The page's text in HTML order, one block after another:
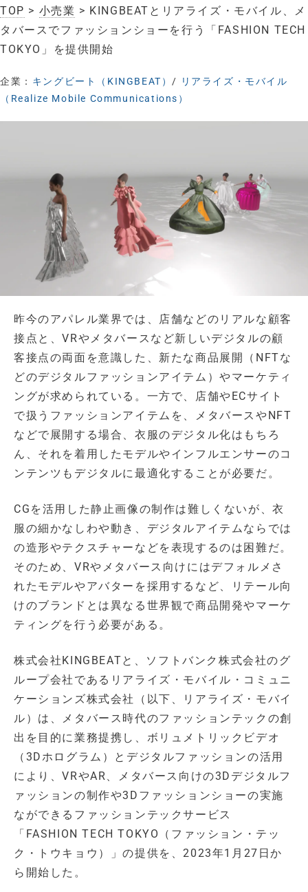
TOP > 小売業 > KINGBEATとリアライズ・モバイル、メ
タバースでファッションショーを行う「FASHION TECH
TOKYO」を提供開始
企業： キングビート（KINGBEAT）/
リアライズ・モバイル
（Realize Mobile Communications）
昨今のアパレル業界では、店舗などのリアルな顧客
接点と、VRやメタバースなど新しいデジタルの顧
客接点の両面を意識した、新たな商品展開（NFTな
どのデジタルファッションアイテム）やマーケティ
ングが求められている。一方で、店舗やECサイト
で扱うファッションアイテムを、メタバースやNFT
などで展開する場合、衣服のデジタル化はもちろ
ん、それを着用したモデルやインフルエンサーのコ
ンテンツもデジタルに最適化することが必要だ。
CGを活用した静止画像の制作は難しくないが、衣
服の細かなしわや動き、デジタルアイテムならでは
の造形やテクスチャーなどを表現するのは困難だ。
そのため、VRやメタバース向けにはデフォルメさ
れたモデルやアバターを採用するなど、リテール向
けのブランドとは異なる世界観で商品開発やマーケ
ティングを行う必要がある。
株式会社KINGBEATと、ソフトバンク株式会社のグ
ループ会社であるリアライズ・モバイル・コミュニ
ケーションズ株式会社（以下、リアライズ・モバイ
ル）は、メタバース時代のファッションテックの創
出を目的に業務提携し、ボリュメトリックビデオ
（3Dホログラム）とデジタルファッションの活用
により、VRやAR、メタバース向けの3Dデジタルフ
ァッションの制作や3Dファッションショーの実施
なができるファッションテックサービス
「FASHION TECH TOKYO（ファッション・テッ
ク・トウキョウ）」の提供を、2023年1月27日か
ら開始した。